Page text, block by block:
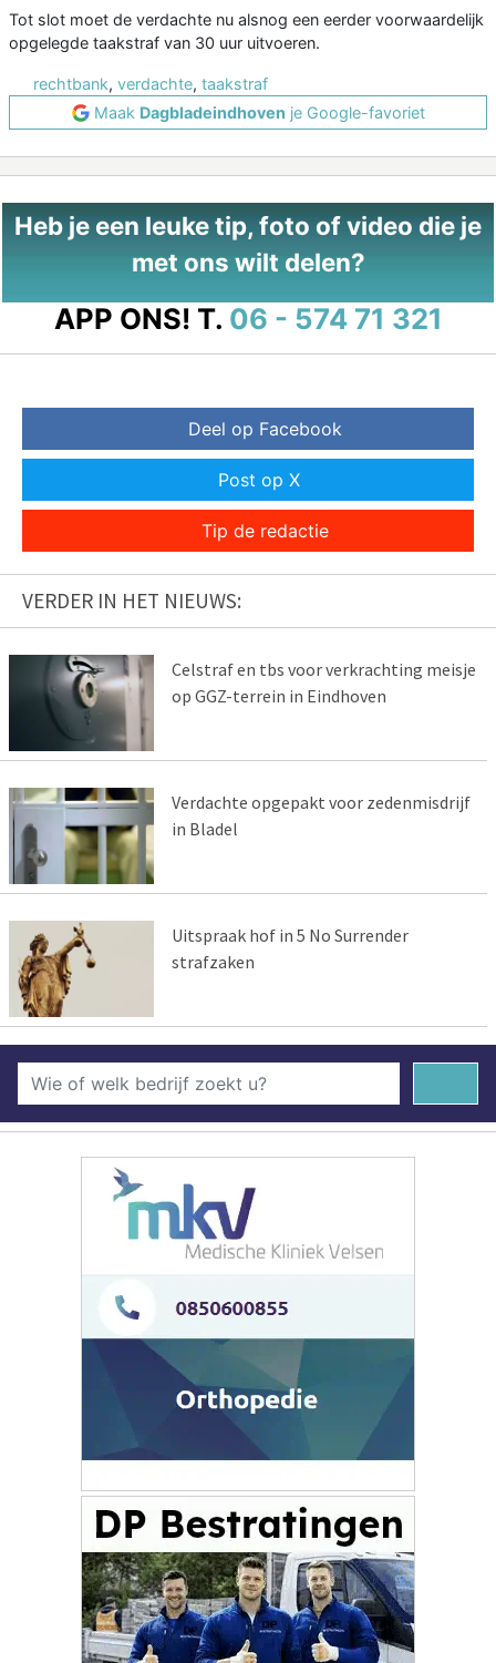
Tot slot moet de verdachte nu alsnog een eerder voorwaardelijk
opgelegde taakstraf van 30 uur uitvoeren.
rechtbank, verdachte, taakstraf
Maak Dagbladeindhoven je Google-favoriet
Heb je een leuke tip, foto of video die je
met ons wilt delen?
APP ONS! T. 06 - 574 71 321
Deel op Facebook
Post op X
Tip de redactie
VERDER IN HET NIEUWS:
Celstraf en tbs voor verkrachting meisje
op GGZ-terrein in Eindhoven
Verdachte opgepakt voor zedenmisdrijf
in Bladel
Uitspraak hof in 5 No Surrender
strafzaken